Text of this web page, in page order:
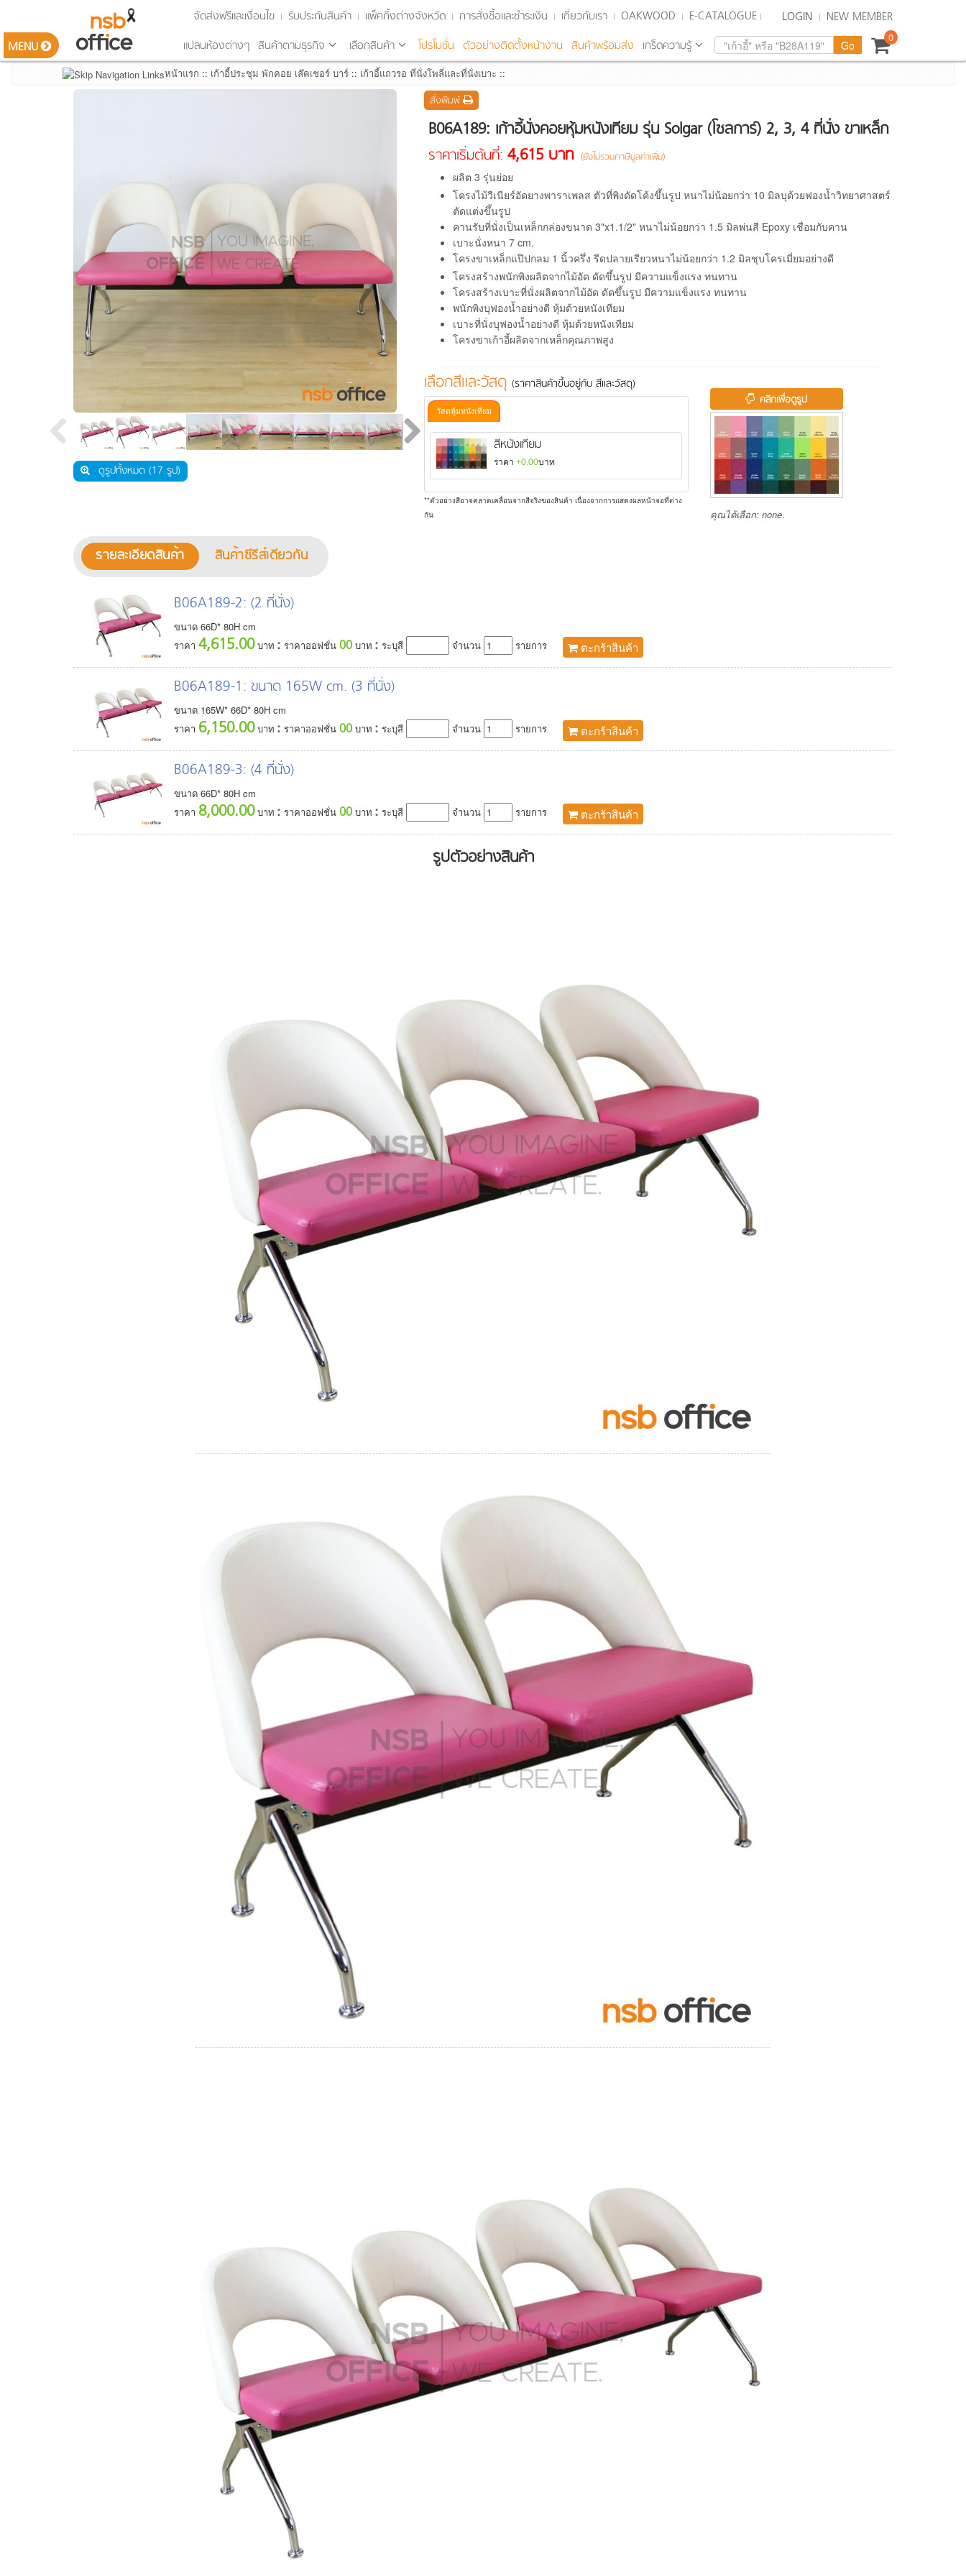
MENU
LOGIN NEW MEMBER
จัดส่งฟรีและเงื่อนไข รับประกันสินค้า แพ็คกิ้งต่างจังหวัด การสั่งซื้อและชำระเงิน เกี่ยวกับเรา OAKWOOD
E-CATALOGUE
แปลนห้องต่างๆ สินค้าตามธุรกิจ เลือกสินค้า โปรโมชั่น ตัวอย่างติดตั้งหน้างาน สินค้าพร้อมส่ง เกร็ดความรู้
0
รายการสินค้า
Smart Classroom ห้องเรียนอัจฉริยะ
เคาน์เตอร์ต้อนรับ โต๊ะเคาน์เตอร์สูง
เก้าอี้สำนักงาน เก้าอี้ผู้บริหาร เก้าอี้รับแขก
เก้าอี้ประชุม พักคอย เล๊คเชอร์ บาร์
เก้าอี้โมเดิร์น ตกแต่งพื้นที่
เฟอร์นิเจอร์เหล็ก ตู้รางเลื่อน
เฟอร์นิเจอร์เหล็กแบรนด์ดัง
เฟอร์นิเจอร์โรงเรียน สถานศึกษา
เฟอร์นิเจอร์คลินิก ห้องแล็บ ห้องปฎิบัติการ
งานกั้นพาร์ทิชั่น และสกรีนกั้นบนโต๊ะ
เฟอร์นิเจอร์อื่นๆ
ชุดห้องครัวสำเร็จรูป
หน้าแรก :: เก้าอี้ประชุม พักคอย เล๊คเชอร์ บาร์ :: เก้าอี้แถวรอ ที่นั่งโพลี่และที่นั่งเบาะ ::
ดูรูปทั้งหมด (17 รูป)
สั่งพิมพ์
B06A189: เก้าอี้นั่งคอยหุ้มหนังเทียม รุ่น Solgar (โซลการ์) 2, 3, 4 ที่นั่ง ขาเหล็ก
ราคาเริ่มต้นที่: 4,615 บาท (ยังไม่รวมภาษีมูลค่าเพิ่ม)
ผลิต 3 รุ่นย่อย
โครงไม้วีเนียร์อัดยางพาราเพลส ตัวที่พิงดัดโค้งขึ้นรูป หนาไม่น้อยกว่า 10 มิลบุด้วยฟองน้ำวิทยาศาสตร์
ตัดแต่งขึ้นรูป
คานรับที่นั่งเป็นเหล็กกล่องขนาด 3"x1.1/2" หนาไม่น้อยกว่า 1.5 มิลพ่นสี Epoxy เชื่อมกับคาน
เบาะนั่งหนา 7 cm.
โครงขาเหล็กแป๊ปกลม 1 นิ้วครึ่ง รีดปลายเรียวหนาไม่น้อยกว่า 1.2 มิลชุบโครเมี่ยมอย่างดี
โครงสร้างพนักพิงผลิตจากไม้อัด ดัดขึ้นรูป มีความแข็งแรง ทนทาน
โครงสร้างเบาะที่นั่งผลิตจากไม้อัด ดัดขึ้นรูป มีความแข็งแรง ทนทาน
พนักพิงบุฟองน้ำอย่างดี หุ้มด้วยหนังเทียม
เบาะที่นั่งบุฟองน้ำอย่างดี หุ้มด้วยหนังเทียม
โครงขาเก้าอี้ผลิตจากเหล็กคุณภาพสูง
เลือกสีและวัสดุ (ราคาสินค้าขึ้นอยู่กับ สีและวัสดุ)
วัสดุหุ้มหนังเทียม
สีหนังเทียม
ราคา +0.00บาท
**ตัวอย่างสีอาจคลาดเคลื่อนจากสีจริงของสินค้า เนื่องจากการแสดงผลหน้าจอที่ต่าง
กัน
คลิกเพื่อดูรูป
คุณได้เลือก: none.
รายละเอียดสินค้า สินค้าซีรีส์เดียวกัน
B06A189-2: (2 ที่นั่ง)
ขนาด 66D* 80H cm
ราคา 4,615.00บาท : ราคาออฟชั่น 00 บาท : ระบุสี จำนวน รายการ ตะกร้าสินค้า
B06A189-1: ขนาด 165W cm. (3 ที่นั่ง)
ขนาด 165W* 66D* 80H cm
ราคา 6,150.00บาท : ราคาออฟชั่น 00 บาท : ระบุสี จำนวน รายการ ตะกร้าสินค้า
B06A189-3: (4 ที่นั่ง)
ขนาด 66D* 80H cm
ราคา 8,000.00บาท : ราคาออฟชั่น 00 บาท : ระบุสี จำนวน รายการ ตะกร้าสินค้า
รูปตัวอย่างสินค้า